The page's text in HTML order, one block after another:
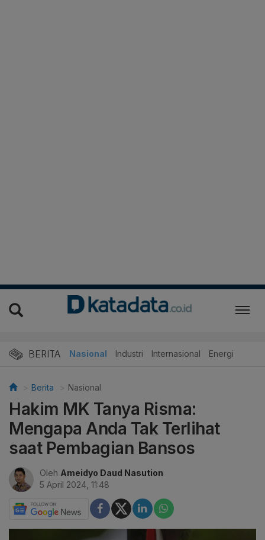
BERITA Nasional Industri Internasional Energi
Berita Nasional
Hakim MK Tanya Risma:
Mengapa Anda Tak Terlihat
saat Pembagian Bansos
Oleh Ameidyo Daud Nasution
5 April 2024, 11:48